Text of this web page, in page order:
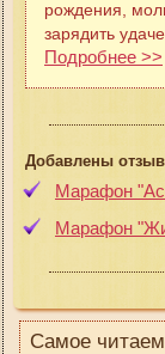
рождения,
зарядить
Подробнее >>
Добавлены
Марафон
Марафон
Самое